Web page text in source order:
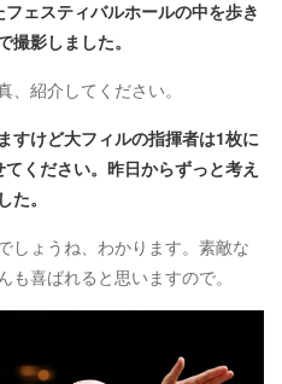
ェスティバルホールの中を歩き
影しました。
紹介してください。
すけど大フィルの指揮者は1枚に
ください。昨日からずっと考え
。
ょうね、わかります。素敵な
喜ばれると思いますので。